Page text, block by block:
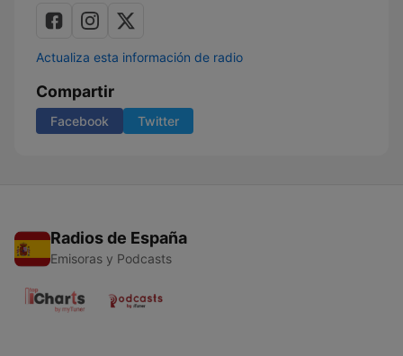
Actualiza esta información de radio
Compartir
Facebook Twitter
Radios de España
Emisoras y Podcasts